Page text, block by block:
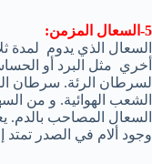
5-السعال المزمن:
السعال الذي يدوم لمدة
أخري مثل البرد أو
لسرطان الرئة. سرطان
الشعب الهوائية. و من
السعال المصاحب
وجود ألام في الصدر تمتد